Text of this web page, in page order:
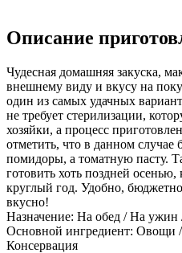
Описание
Чудесная домашняя закуска,
внешнему виду и вкусу на
один из самых удачных
не требует стерилизации,
хозяйки, а процесс
отметить, что в данном случае
помидоры, а томатную пасту.
готовить хоть поздней
круглый год. Удобно,
вкусно!
Назначение: На обед / На
Основной ингредиент: Овощи
Консервация